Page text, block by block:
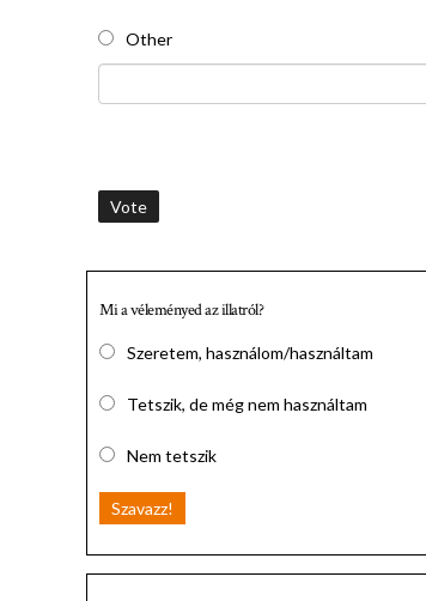
Other
Vote
Mi a véleményed az illatról?
Szeretem, használom/használtam
Tetszik, de még nem használtam
Nem tetszik
Szavazz!